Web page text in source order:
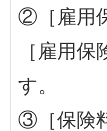
②［雇用
［雇用
す。
③［保険